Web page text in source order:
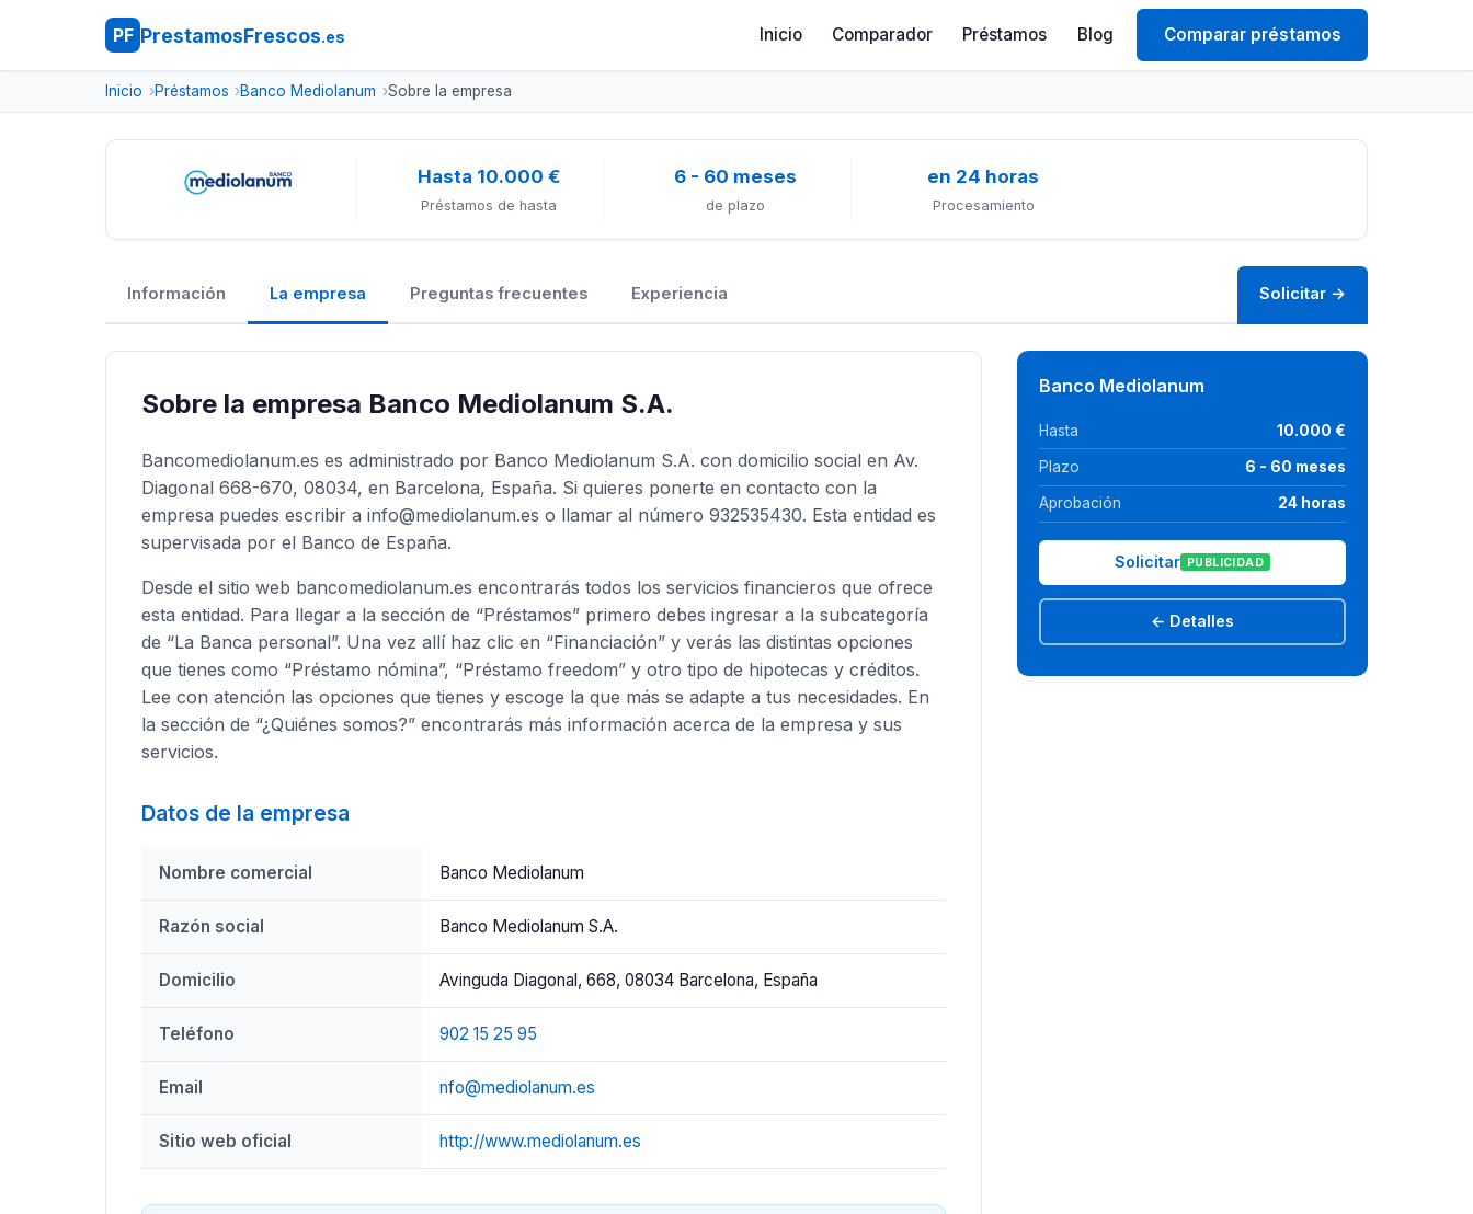
PF PrestamosFrescos.es Inicio Comparador Préstamos Blog Comparar préstamos
Inicio Préstamos Banco Mediolanum Sobre la empresa
Hasta 10.000 €
Préstamos de hasta
6 - 60 meses
de plazo
en 24 horas
Procesamiento
Información La empresa Preguntas frecuentes Experiencia Solicitar →
Sobre la empresa Banco Mediolanum S.A.
Bancomediolanum.es es administrado por Banco Mediolanum S.A. con domicilio social en Av.
Diagonal 668-670, 08034, en Barcelona, España. Si quieres ponerte en contacto con la
empresa puedes escribir a info@mediolanum.es o llamar al número 932535430. Esta entidad es
supervisada por el Banco de España.
Desde el sitio web bancomediolanum.es encontrarás todos los servicios financieros que ofrece
esta entidad. Para llegar a la sección de “Préstamos” primero debes ingresar a la subcategoría
de “La Banca personal”. Una vez allí haz clic en “Financiación” y verás las distintas opciones
que tienes como “Préstamo nómina”, “Préstamo freedom” y otro tipo de hipotecas y créditos.
Lee con atención las opciones que tienes y escoge la que más se adapte a tus necesidades. En
la sección de “¿Quiénes somos?” encontrarás más información acerca de la empresa y sus
servicios.
Datos de la empresa
Nombre comercial Banco Mediolanum
Razón social Banco Mediolanum S.A.
Domicilio Avinguda Diagonal, 668, 08034 Barcelona, España
Teléfono 902 15 25 95
Email nfo@mediolanum.es
Sitio web oficial http://www.mediolanum.es
Banco Mediolanum
Hasta 10.000 €
Plazo 6 - 60 meses
Aprobación 24 horas
Solicitar PUBLICIDAD
← Detalles